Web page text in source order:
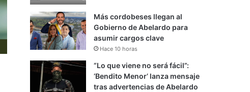
Más cordobeses llegan al
Gobierno de Abelardo para
asumir cargos clave
Hace 10 horas
“Lo que viene no será fácil”:
‘Bendito Menor’ lanza mensaje
tras advertencias de Abelardo